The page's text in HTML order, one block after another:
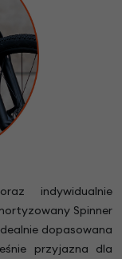
oraz indywidualnie
Spinner
dopasowana
przyjazna dla